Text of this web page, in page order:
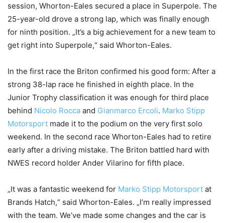
session, Whorton-Eales secured a place in Superpole. The
25-year-old drove a strong lap, which was finally enough
for ninth position. „It’s a big achievement for a new team to
get right into Superpole,“ said Whorton-Eales.
In the first race the Briton confirmed his good form: After a
strong 38-lap race he finished in eighth place. In the
Junior Trophy classification it was enough for third place
behind Nicolo Rocca and Gianmarco Ercoli. Marko Stipp
Motorsport made it to the podium on the very first solo
weekend. In the second race Whorton-Eales had to retire
early after a driving mistake. The Briton battled hard with
NWES record holder Ander Vilarino for fifth place.
„It was a fantastic weekend for Marko Stipp Motorsport at
Brands Hatch,“ said Whorton-Eales. „I’m really impressed
with the team. We’ve made some changes and the car is